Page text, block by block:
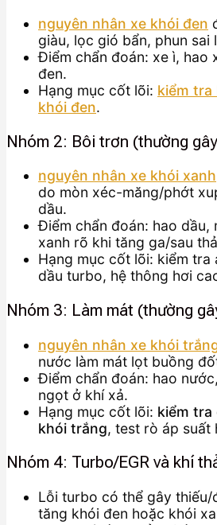
nguyên nhân xe khói đen
giàu, lọc gió bẩn, phun sai
Điểm chẩn đoán: xe ì, hao
đen.
Hạng mục cốt lõi: kiểm tra
khói đen.
Nhóm 2: Bôi trơn (thường
nguyên nhân xe khói xanh
do mòn xéc-măng/phớt
dầu.
Điểm chẩn đoán: hao dầu,
xanh rõ khi tăng ga/sau
Hạng mục cốt lõi: kiểm tra
dầu turbo, hệ thông hơi
Nhóm 3: Làm mát (thường
nguyên nhân xe khói
nước làm mát lọt buồng
Điểm chẩn đoán: hao
ngọt ở khí xả.
Hạng mục cốt lõi: kiểm tra
khói trắng, test rò áp suất
Nhóm 4: Turbo/EGR và khí
Lỗi turbo có thể gây
tăng khói đen hoặc khói